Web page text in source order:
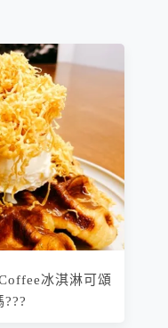
冰淇淋可頌